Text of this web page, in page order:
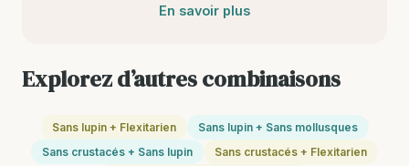
En savoir plus
Explorez d’autres combinaisons
Sans lupin + Flexitarien
Sans lupin + Sans mollusques
Sans crustacés + Sans lupin
Sans crustacés + Flexitarien